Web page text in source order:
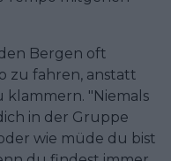
Bergen oft
zu fahren, anstatt
klammern. "Niemals
in der Gruppe
wie müde du bist